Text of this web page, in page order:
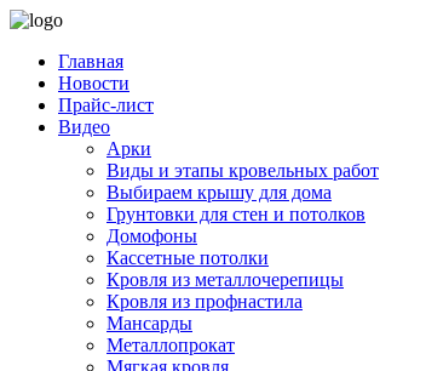
Главная
Новости
Прайс-лист
Видео
Арки
Виды и этапы кровельных работ
Выбираем крышу для дома
Грунтовки для стен и потолков
Домофоны
Кассетные потолки
Кровля из металлочерепицы
Кровля из профнастила
Мансарды
Металлопрокат
Мягкая кровля